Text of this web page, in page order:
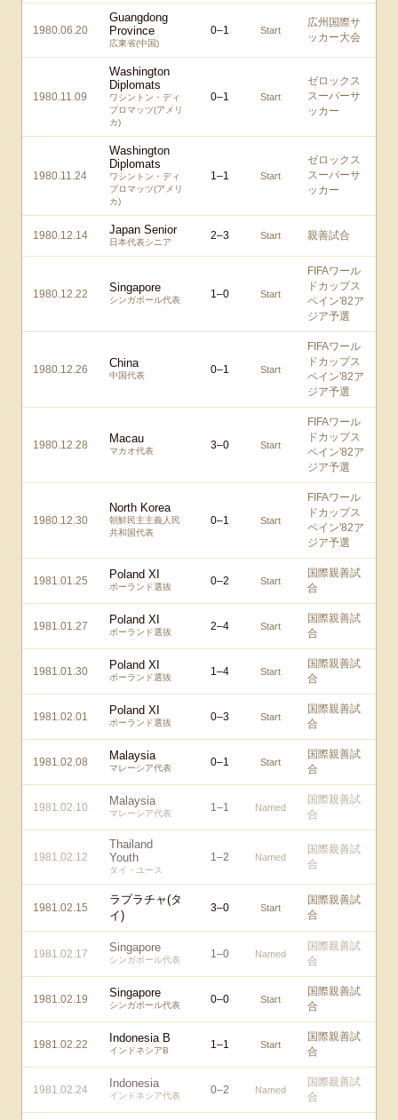
1980.06.20
Guangdong
Province
広東省(中国)
0–1 Start
広州国際サ
ッカー大会
1980.11.09
Washington
Diplomats
ワシントン・ディ
プロマッツ(アメリ
カ)
0–1 Start
ゼロックス
スーパーサ
ッカー
1980.11.24
Washington
Diplomats
ワシントン・ディ
プロマッツ(アメリ
カ)
1–1 Start
ゼロックス
スーパーサ
ッカー
1980.12.14 Japan Senior
日本代表シニア
2–3 Start 親善試合
1980.12.22 Singapore
シンガポール代表 1–0 Start
FIFAワール
ドカップス
ペイン'82ア
ジア予選
1980.12.26 China
中国代表 0–1 Start
FIFAワール
ドカップス
ペイン'82ア
ジア予選
1980.12.28 Macau
マカオ代表 3–0 Start
FIFAワール
ドカップス
ペイン'82ア
ジア予選
1980.12.30
North Korea
朝鮮民主主義人民
共和国代表
0–1 Start
FIFAワール
ドカップス
ペイン'82ア
ジア予選
1981.01.25 Poland XI
ポーランド選抜 0–2 Start
国際親善試
合
1981.01.27 Poland XI
ポーランド選抜 2–4 Start
国際親善試
合
1981.01.30 Poland XI
ポーランド選抜 1–4 Start
国際親善試
合
1981.02.01 Poland XI
ポーランド選抜 0–3 Start
国際親善試
合
1981.02.08 Malaysia
マレーシア代表 0–1 Start
国際親善試
合
1981.02.10 Malaysia
マレーシア代表 1–1 Named
国際親善試
合
1981.02.12
Thailand
Youth
タイ・ユース
1–2 Named
国際親善試
合
1981.02.15
ラプラチャ(タ
イ)
3–0 Start
国際親善試
合
1981.02.17 Singapore
シンガポール代表 1–0 Named
国際親善試
合
1981.02.19 Singapore
シンガポール代表 0–0 Start
国際親善試
合
1981.02.22 Indonesia B
インドネシアB 1–1 Start
国際親善試
合
1981.02.24 Indonesia
インドネシア代表 0–2 Named
国際親善試
合